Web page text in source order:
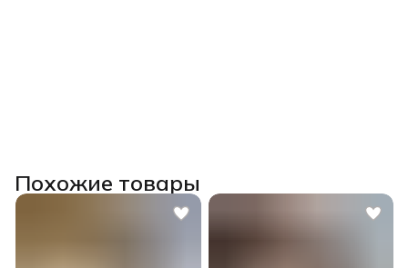
Похожие товары